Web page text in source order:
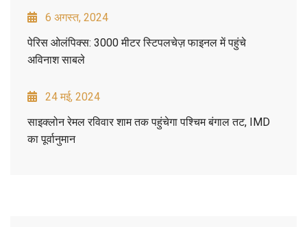
6 अगस्त, 2024
पेरिस ओलंपिक्स: 3000 मीटर स्टिपलचेज़ फाइनल में पहुंचे
अविनाश साबले
24 मई, 2024
साइक्लोन रेमल रविवार शाम तक पहुंचेगा पश्चिम बंगाल तट, IMD
का पूर्वानुमान